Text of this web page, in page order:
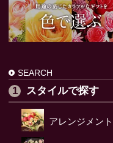
SEARCH
スタイルで探す
アレンジメント